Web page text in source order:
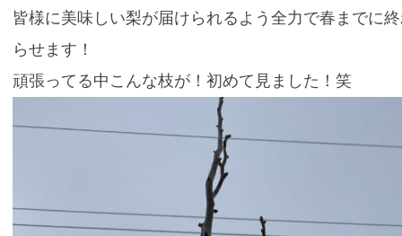
皆様に美味しい梨が届けられるよう全力で春までに
らせます！
頑張ってる中こんな枝が！初めて見ました！笑